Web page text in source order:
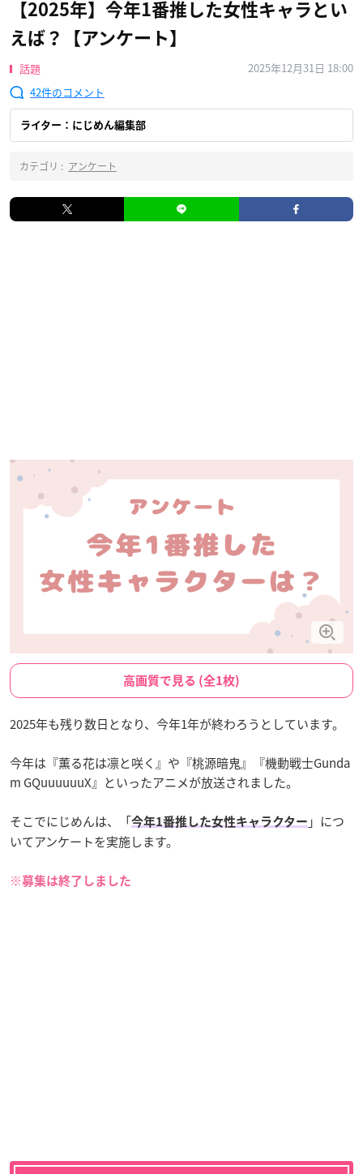
【2025年】今年1番推した女性キャラとい
えば？【アンケート】
話題
2025年12月31日 18:00
42
ライター：にじめん編集部
カテゴリ : アンケート
高画質で見る (全1枚)
2025年も残り数日となり、今年1年が終わろうとしています。
今年は『薫る花は凛と咲く』や『桃源暗鬼』『機動戦士Gunda
m GQuuuuuuX』といったアニメが放送されました。
そこでにじめんは、「今年1番推した女性キャラクター 」につ
いてアンケートを実施します。
※募集は終了しました